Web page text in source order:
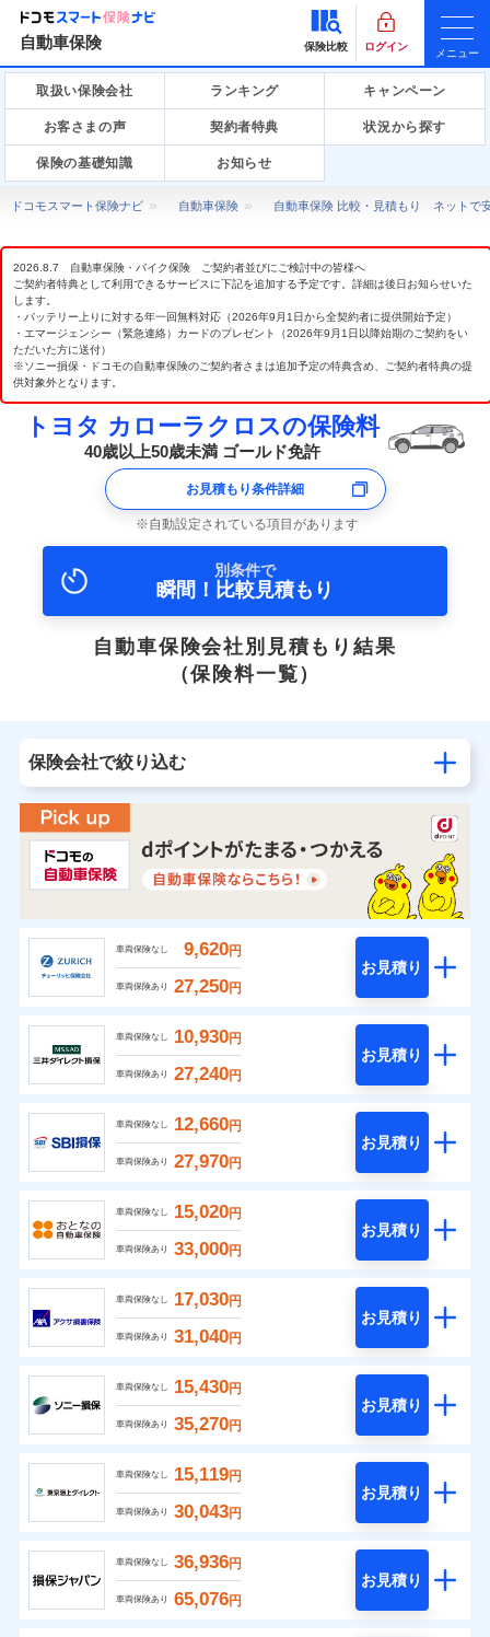
自動車保険 保険比較 ログイン
メニュー
取扱い保険会社 ランキング キャンペーン
お客さまの声 契約者特典 状況から探す
保険の基礎知識 お知らせ
ドコモスマート保険ナビ 自動車保険 自動車保険 比較・見積もり ネットで
2026.8.7 自動車保険・バイク保険 ご契約者並びにご検討中の皆様へ
ご契約者特典として利用できるサービスに下記を追加する予定です。詳細は後日お知らせいた
します。
・バッテリー上りに対する年一回無料対応（2026年9月1日から全契約者に提供開始予定）
・エマージェンシー（緊急連絡）カードのプレゼント（2026年9月1日以降始期のご契約をい
ただいた方に送付）
※ソニー損保・ドコモの自動車保険のご契約者さまは追加予定の特典含め、ご契約者特典の提
供対象外となります。
トヨタ カローラクロスの保険料
40歳以上50歳未満 ゴールド免許
お見積もり条件詳細
自動設定されている項目があります
別条件で
瞬間！比較見積もり
自動車保険会社別見積もり結果
（保険料一覧）
保険会社で絞り込む
車両保険なし 9,620円
車両保険あり 27,250円
お見積り
車両保険なし 10,930円
車両保険あり 27,240円
お見積り
車両保険なし 12,660円
車両保険あり 27,970円
お見積り
車両保険なし 15,020円
車両保険あり 33,000円
お見積り
車両保険なし 17,030円
車両保険あり 31,040円
お見積り
車両保険なし 15,430円
車両保険あり 35,270円
お見積り
車両保険なし 15,119円
車両保険あり 30,043円
お見積り
車両保険なし 36,936円
車両保険あり 65,076円
お見積り